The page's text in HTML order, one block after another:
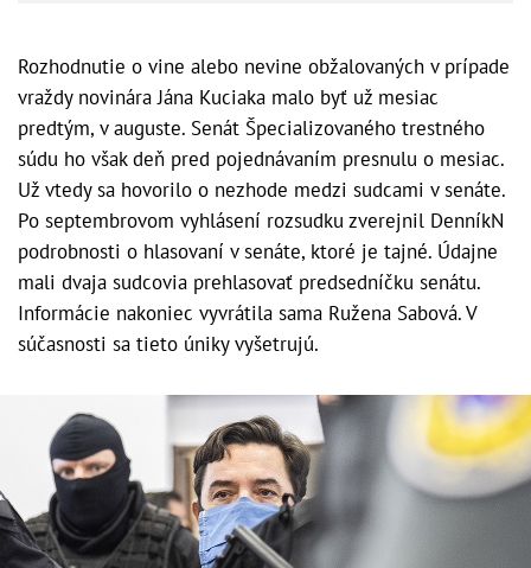
Rozhodnutie o vine alebo nevine obžalovaných v prípade
vraždy novinára Jána Kuciaka malo byť už mesiac
predtým, v auguste. Senát Špecializovaného trestného
súdu ho však deň pred pojednávaním presnulu o mesiac.
Už vtedy sa hovorilo o nezhode medzi sudcami v senáte.
Po septembrovom vyhlásení rozsudku zverejnil DenníkN
podrobnosti o hlasovaní v senáte, ktoré je tajné. Údajne
mali dvaja sudcovia prehlasovať predsedníčku senátu.
Informácie nakoniec vyvrátila sama Ružena Sabová. V
súčasnosti sa tieto úniky vyšetrujú.